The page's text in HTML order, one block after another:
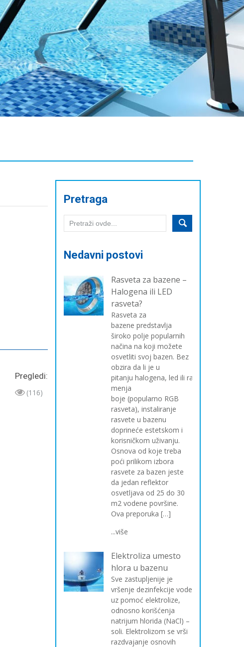
Pregledi:
(116)
Pretraga
Nedavni postovi
Rasveta za bazene –
Halogena ili LED
rasveta?
Rasveta za
bazene predstavlja
široko polje popularnih
načina na koji možete
osvetliti svoj bazen. Bez
obzira da li je u
pitanju halogena, led ili rasveta koja
menja
boje (popularno RGB
rasveta), instaliranje
rasvete u bazenu
doprineće estetskom i
korisničkom uživanju.
Osnova od koje treba
poći prilikom izbora
rasvete za bazen jeste
da jedan reflektor
osvetljava od 25 do 30
m2 vodene površine.
Ova preporuka […]
...više
Elektroliza umesto
hlora u bazenu
Sve zastupljenije je
vršenje dezinfekcije vode
uz pomoć elektrolize,
odnosno korišćenja
natrijum hlorida (NaCl) –
soli. Elektrolizom se vrši
razdvajanje osnovih